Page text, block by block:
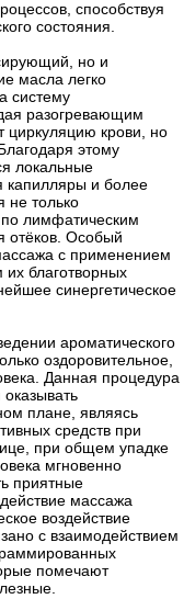
способствуя
состояния.
но и
масла легко
систему
разогревающим
циркуляцию крови, но
этому
локальные
капилляры и более
не только
лимфатическим
отёков. Особый
с применением
благотворных
синергетическое
ароматического
оздоровительное,
Данная процедура
плане, являясь
средств при
при общем упадке
мгновенно
приятные
массажа
воздействие
с взаимодействием
помечают